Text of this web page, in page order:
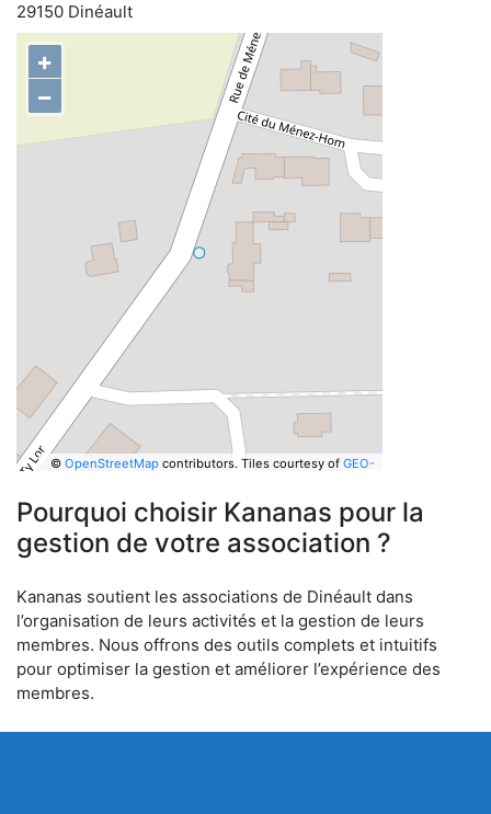
29150 Dinéault
+
−
© OpenStreetMapcontributors. Tiles courtesy of GEO-
Pourquoi choisir Kananas pour la
gestion de votre association ?
Kananas soutient les associations de Dinéault dans
l’organisation de leurs activités et la gestion de leurs
membres. Nous offrons des outils complets et intuitifs
pour optimiser la gestion et améliorer l’expérience des
membres.